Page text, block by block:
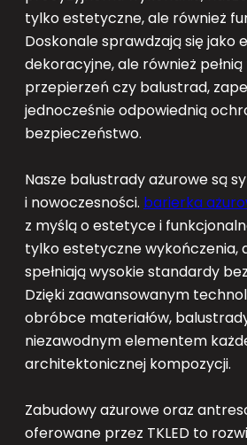
tylko estetyczne, ale również
Doskonale sprawdzają się jako
dekoracyjne, ale również
przepierzeń czy balustrad,
jednocześnie odpowiednią
bezpieczeństwo.
Nasze balustrady ażurowe są
i nowoczesności. barierka
z myślą o estetyce i
tylko estetyczne wykończenia,
spełniają wysokie standardy
Dzięki zaawansowanym
obróbce materiałów,
niezawodnym elementem
architektonicznej kompozycji.
Zabudowy ażurowe oraz
oferowane przez TKLED to